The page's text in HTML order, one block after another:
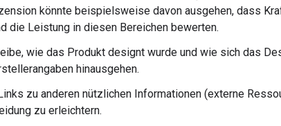
könnte beispielsweise davon ausgehen, dass
die Leistung in diesen Bereichen bewerten.
wie das Produkt designt wurde und wie sich das
hinausgehen.
zu anderen nützlichen Informationen (externe
zu erleichtern.